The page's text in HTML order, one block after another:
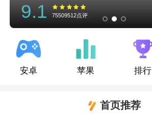
9.1 75509512点评
安卓 苹果 排行
首页推荐